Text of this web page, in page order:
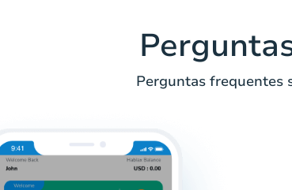
Perguntas frequentes